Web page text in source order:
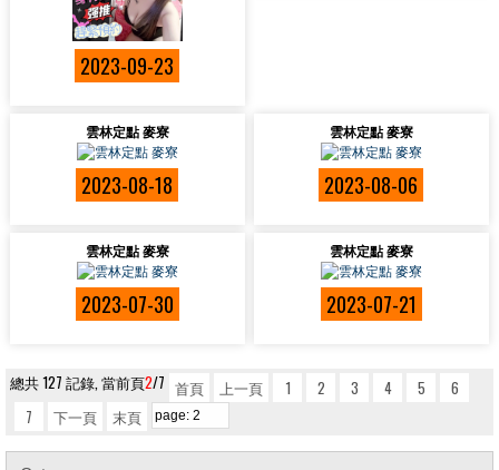
2023-09-23
雲林定點 麥寮
2023-08-18
雲林定點 麥寮
2023-08-06
雲林定點 麥寮
2023-07-30
雲林定點 麥寮
2023-07-21
總共 127 記錄, 當前頁2/7 首頁 上一頁 1 2 3 4 5
6
7
下一頁 末頁